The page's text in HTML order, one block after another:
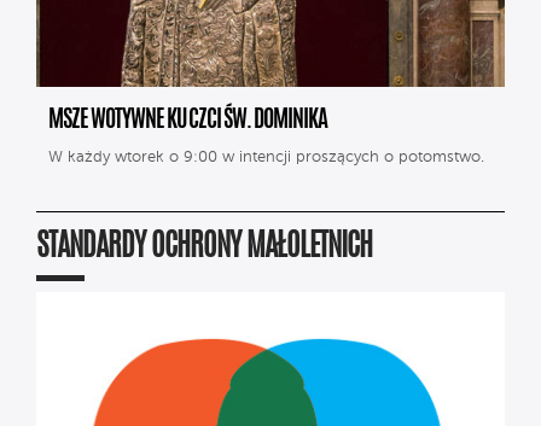
MSZE WOTYWNE KU CZCI ŚW. DOMINIKA
W każdy wtorek o 9:00 w intencji proszących o potomstwo.
STANDARDY OCHRONY MAŁOLETNICH